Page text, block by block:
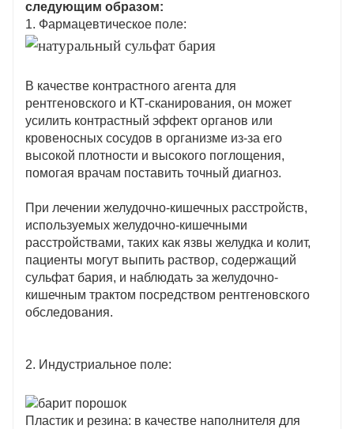
следующим образом:
1. Фармацевтическое поле:
В качестве контрастного агента для
рентгеновского и КТ-сканирования, он может
усилить контрастный эффект органов или
кровеносных сосудов в организме из-за его
высокой плотности и высокого поглощения,
помогая врачам поставить точный диагноз.
При лечении желудочно-кишечных расстройств,
используемых желудочно-кишечными
расстройствами, таких как язвы желудка и колит,
пациенты могут выпить раствор, содержащий
сульфат бария, и наблюдать за желудочно-
кишечным трактом посредством рентгеновского
обследования.
2. Индустриальное поле:
Пластик и резина: в качестве наполнителя для